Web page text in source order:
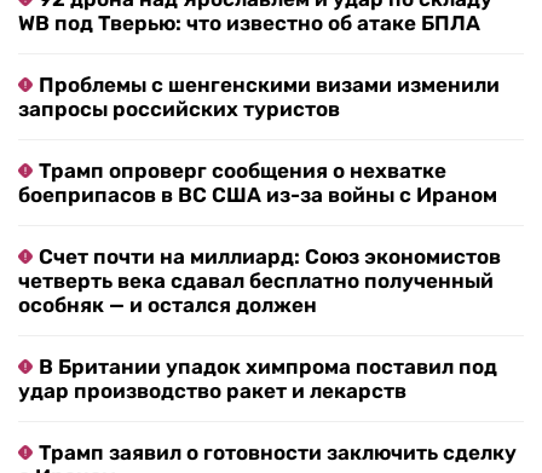
WB под Тверью: что известно об атаке БПЛА
Проблемы с шенгенскими визами изменили
запросы российских туристов
Трамп опроверг сообщения о нехватке
боеприпасов в ВС США из-за войны с Ираном
Счет почти на миллиард: Союз экономистов
четверть века сдавал бесплатно полученный
особняк — и остался должен
В Британии упадок химпрома поставил под
удар производство ракет и лекарств
Трамп заявил о готовности заключить сделку